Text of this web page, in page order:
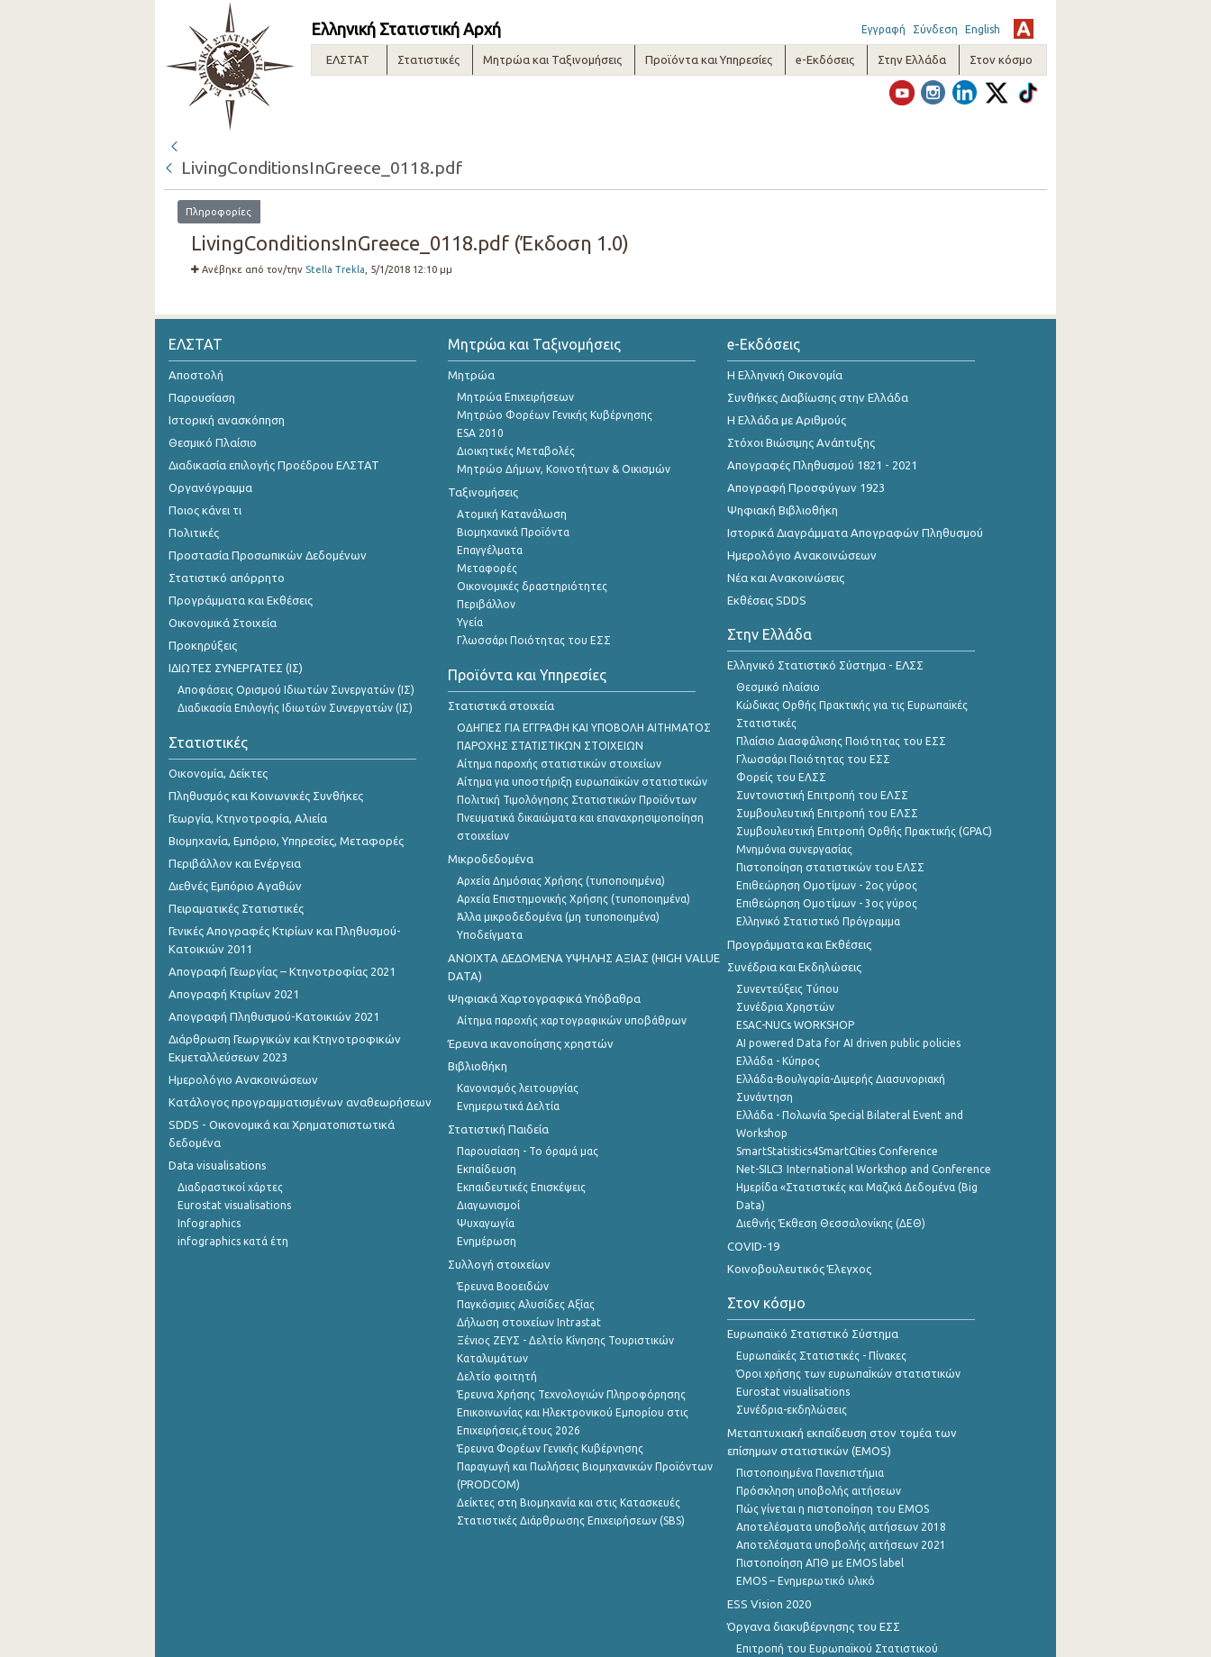
Ελληνική Στατιστική Αρχή Εγγραφή Σύνδεση English
ΕΛΣΤΑΤ Στατιστικές Μητρώα και Ταξινομήσεις Προϊόντα και Υπηρεσίες e-Εκδόσεις Στην Ελλάδα Στον κόσμο
LivingConditionsInGreece_0118.pdf
Πληροφορίες
LivingConditionsInGreece_0118.pdf (Έκδοση 1.0)
Ανέβηκε από τον/την Stella Trekla , 5/1/2018 12:10 μμ
ΕΛΣΤΑΤ
Αποστολή
Παρουσίαση
Ιστορική ανασκόπηση
Θεσμικό Πλαίσιο
Διαδικασία επιλογής Προέδρου ΕΛΣΤΑΤ
Οργανόγραμμα
Ποιος κάνει τι
Πολιτικές
Προστασία Προσωπικών Δεδομένων
Στατιστικό απόρρητο
Προγράμματα και Εκθέσεις
Οικονομικά Στοιχεία
Προκηρύξεις
ΙΔΙΩΤΕΣ ΣΥΝΕΡΓΑΤΕΣ (ΙΣ)
Αποφάσεις Ορισμού Ιδιωτών Συνεργατών (ΙΣ)
Διαδικασία Επιλογής Ιδιωτών Συνεργατών (ΙΣ)
Στατιστικές
Οικονομία, Δείκτες
Πληθυσμός και Κοινωνικές Συνθήκες
Γεωργία, Κτηνοτροφία, Αλιεία
Βιομηχανία, Εμπόριο, Υπηρεσίες, Μεταφορές
Περιβάλλον και Ενέργεια
Διεθνές Εμπόριο Αγαθών
Πειραματικές Στατιστικές
Γενικές Απογραφές Κτιρίων και Πληθυσμού-
Κατοικιών 2011
Απογραφή Γεωργίας – Κτηνοτροφίας 2021
Απογραφή Κτιρίων 2021
Απογραφή Πληθυσμού-Κατοικιών 2021
Διάρθρωση Γεωργικών και Κτηνοτροφικών
Εκμεταλλεύσεων 2023
Ημερολόγιο Ανακοινώσεων
Κατάλογος προγραμματισμένων αναθεωρήσεων
SDDS - Οικονομικά και Χρηματοπιστωτικά
δεδομένα
Data visualisations
Διαδραστικοί χάρτες
Eurostat visualisations
Infographics
infographics κατά έτη
Μητρώα και Ταξινομήσεις
Μητρώα
Μητρώα Επιχειρήσεων
Μητρώο Φορέων Γενικής Κυβέρνησης
ESA 2010
Διοικητικές Μεταβολές
Μητρώο Δήμων, Κοινοτήτων & Οικισμών
Ταξινομήσεις
Ατομική Κατανάλωση
Βιομηχανικά Προϊόντα
Επαγγέλματα
Μεταφορές
Οικονομικές δραστηριότητες
Περιβάλλον
Υγεία
Γλωσσάρι Ποιότητας του ΕΣΣ
Προϊόντα και Υπηρεσίες
Στατιστικά στοιχεία
ΟΔΗΓΙΕΣ ΓΙΑ ΕΓΓΡΑΦΗ ΚΑΙ ΥΠΟΒΟΛΗ ΑΙΤΗΜΑΤΟΣ
ΠΑΡΟΧΗΣ ΣΤΑΤΙΣΤΙΚΩΝ ΣΤΟΙΧΕΙΩΝ
Αίτημα παροχής στατιστικών στοιχείων
Αίτημα για υποστήριξη ευρωπαϊκών στατιστικών
Πολιτική Τιμολόγησης Στατιστικών Προϊόντων
Πνευματικά δικαιώματα και επαναχρησιμοποίηση
στοιχείων
Μικροδεδομένα
Αρχεία Δημόσιας Χρήσης (τυποποιημένα)
Αρχεία Επιστημονικής Χρήσης (τυποποιημένα)
Άλλα μικροδεδομένα (μη τυποποιημένα)
Υποδείγματα
ANOIXTA ΔΕΔΟΜΕΝΑ ΥΨΗΛΗΣ ΑΞΙΑΣ (HIGH VALUE
DATA)
Ψηφιακά Χαρτογραφικά Υπόβαθρα
Αίτημα παροχής χαρτογραφικών υποβάθρων
Έρευνα ικανοποίησης χρηστών
Βιβλιοθήκη
Κανονισμός λειτουργίας
Ενημερωτικά Δελτία
Στατιστική Παιδεία
Παρουσίαση - Το όραμά μας
Εκπαίδευση
Εκπαιδευτικές Επισκέψεις
Διαγωνισμοί
Ψυχαγωγία
Ενημέρωση
Συλλογή στοιχείων
Έρευνα Βοοειδών
Παγκόσμιες Αλυσίδες Αξίας
Δήλωση στοιχείων Intrastat
Ξένιος ΖΕΥΣ - Δελτίο Κίνησης Τουριστικών
Καταλυμάτων
Δελτίο φοιτητή
Έρευνα Χρήσης Τεχνολογιών Πληροφόρησης
Επικοινωνίας και Ηλεκτρονικού Εμπορίου στις
Επιχειρήσεις,έτους 2026
Έρευνα Φορέων Γενικής Κυβέρνησης
Παραγωγή και Πωλήσεις Βιομηχανικών Προϊόντων
(PRODCOM)
Δείκτες στη Βιομηχανία και στις Κατασκευές
Στατιστικές Διάρθρωσης Επιχειρήσεων (SBS)
e-Εκδόσεις
Η Ελληνική Οικονομία
Συνθήκες Διαβίωσης στην Ελλάδα
Η Ελλάδα με Αριθμούς
Στόχοι Βιώσιμης Ανάπτυξης
Απογραφές Πληθυσμού 1821 - 2021
Απογραφή Προσφύγων 1923
Ψηφιακή Βιβλιοθήκη
Ιστορικά Διαγράμματα Απογραφών Πληθυσμού
Ημερολόγιο Ανακοινώσεων
Νέα και Ανακοινώσεις
Εκθέσεις SDDS
Στην Ελλάδα
Ελληνικό Στατιστικό Σύστημα - ΕΛΣΣ
Θεσμικό πλαίσιο
Κώδικας Ορθής Πρακτικής για τις Ευρωπαϊκές
Στατιστικές
Πλαίσιο Διασφάλισης Ποιότητας του ΕΣΣ
Γλωσσάρι Ποιότητας του ΕΣΣ
Φορείς του ΕΛΣΣ
Συντονιστική Επιτροπή του ΕΛΣΣ
Συμβουλευτική Επιτροπή του ΕΛΣΣ
Συμβουλευτική Επιτροπή Ορθής Πρακτικής (GPAC)
Μνημόνια συνεργασίας
Πιστοποίηση στατιστικών του ΕΛΣΣ
Επιθεώρηση Ομοτίμων - 2ος γύρος
Επιθεώρηση Ομοτίμων - 3ος γύρος
Ελληνικό Στατιστικό Πρόγραμμα
Προγράμματα και Εκθέσεις
Συνέδρια και Εκδηλώσεις
Συνεντεύξεις Τύπου
Συνέδρια Χρηστών
ESAC-NUCs WORKSHOP
AI powered Data for AI driven public policies
Ελλάδα - Κύπρος
Ελλάδα-Βουλγαρία-Διμερής Διασυνοριακή
Συνάντηση
Ελλάδα - Πολωνία Special Bilateral Event and
Workshop
SmartStatistics4SmartCities Conference
Net-SILC3 International Workshop and Conference
Ημερίδα «Στατιστικές και Μαζικά Δεδομένα (Big
Data)
Διεθνής Έκθεση Θεσσαλονίκης (ΔΕΘ)
COVID-19
Κοινοβουλευτικός Έλεγχος
Στον κόσμο
Ευρωπαϊκό Στατιστικό Σύστημα
Ευρωπαϊκές Στατιστικές - Πίνακες
Όροι χρήσης των ευρωπαΪκών στατιστικών
Eurostat visualisations
Συνέδρια-εκδηλώσεις
Μεταπτυχιακή εκπαίδευση στον τομέα των
επίσημων στατιστικών (EMOS)
Πιστοποιημένα Πανεπιστήμια
Πρόσκληση υποβολής αιτήσεων
Πώς γίνεται η πιστοποίηση του EMOS
Αποτελέσματα υποβολής αιτήσεων 2018
Αποτελέσματα υποβολής αιτήσεων 2021
Πιστοποίηση ΑΠΘ με EMOS label
EMOS – Ενημερωτικό υλικό
ESS Vision 2020
Όργανα διακυβέρνησης του ΕΣΣ
Επιτροπή του Ευρωπαϊκού Στατιστικού